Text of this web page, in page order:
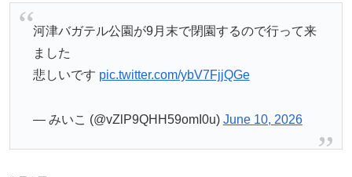
河津バガテル公園が9月末で閉園するので行って来
ました
悲しいです pic.twitter.com/ybV7FjjQGe
— みいこ (@vZlP9QHH59omI0u) June 10, 2026